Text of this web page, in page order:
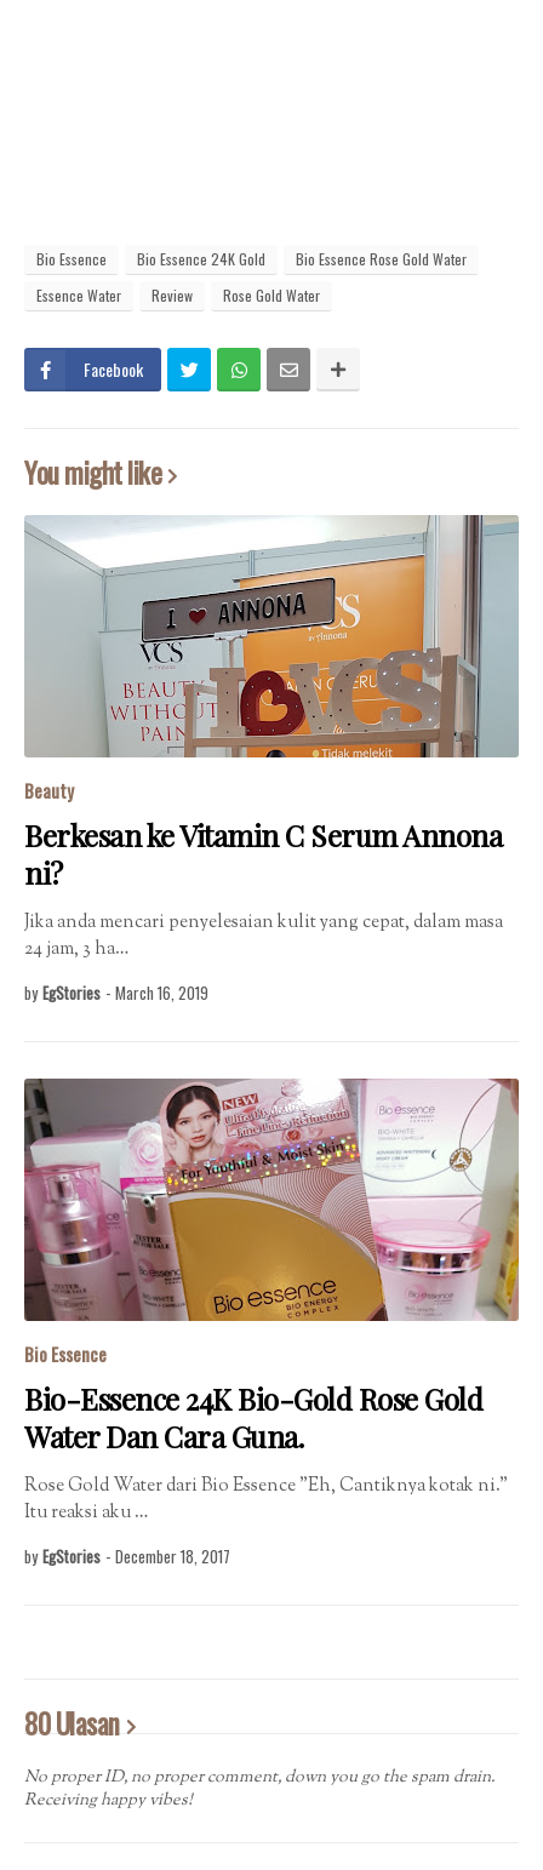
Bio Essence Bio Essence 24K Gold
Bio Essence Rose Gold Water
Essence Water
Review Rose Gold Water
Facebook
You might like
Beauty
Berkesan ke Vitamin C Serum Annona
ni?
Jika anda mencari penyelesaian kulit yang cepat, dalam masa
24 jam, 3 ha…
by EgStories - March 16, 2019
Bio Essence
Bio-Essence 24K Bio-Gold Rose Gold
Water Dan Cara Guna.
Rose Gold Water dari Bio Essence "Eh, Cantiknya kotak ni."
Itu reaksi aku …
by EgStories - December 18, 2017
80 Ulasan
No proper ID, no proper comment, down you go the spam drain.
Receiving happy vibes!